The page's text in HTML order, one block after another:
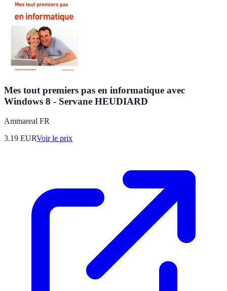
Mes tout premiers pas en informatique avec
Windows 8 - Servane HEUDIARD
Ammareal FR
3.19 EURVoir le prix